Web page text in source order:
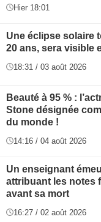
Hier 18:01
Une éclipse solaire
20 ans, sera visible
18:31 / 03 août 2026
Beauté à 95 % :
Stone désignée
du monde !
14:16 / 04 août 2026
Un enseignant
attribuant les notes
avant sa mort
16:27 / 02 août 2026